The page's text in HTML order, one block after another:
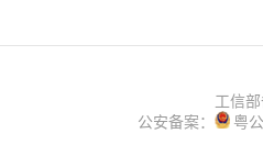
工信部
公安备案：
粤